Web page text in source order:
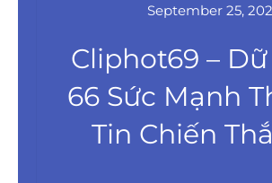
September 25,
Cliphot69 –
66 Sức Mạnh
Tin Chiến